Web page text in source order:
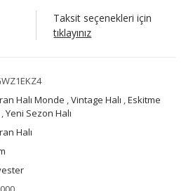
Taksit seçenekleri için
tıklayınız
Halı Monde ,Vintage Halı ,Eskitme
,Yeni Sezon Halı
Halı